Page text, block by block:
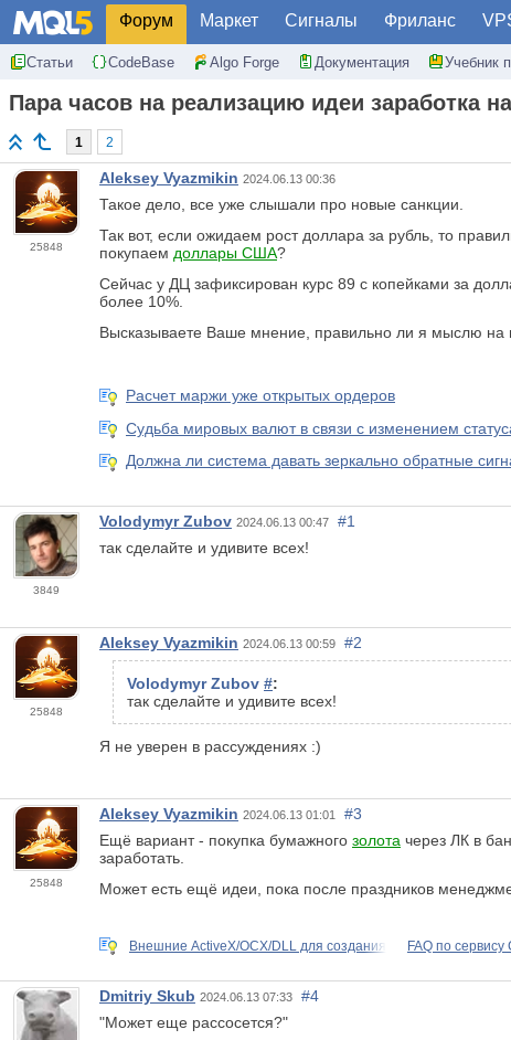
Форум Маркет Сигналы Фриланс
Статьи CodeBase Algo Forge Документация Учебник
Пара часов на реализацию идеи заработка
1 2
25848
Aleksey Vyazmikin 2024.06.13 00:36
Такое дело, все уже слышали про новые санкции.
Так вот, если ожидаем рост доллара за рубль, то
покупаем доллары США?
Сейчас у ДЦ зафиксирован курс 89 с копейками за
более 10%.
Высказываете Ваше мнение, правильно ли я мыслю на
Расчет маржи уже открытых ордеров
Судьба мировых валют в связи с изменением
Должна ли система давать зеркально обратные
3849
Volodymyr Zubov 2024.06.13 00:47
#1
так сделайте и удивите всех!
25848
Aleksey Vyazmikin 2024.06.13 00:59 #2
Volodymyr Zubov #:
так сделайте и удивите всех!
Я не уверен в рассуждениях :)
25848
Aleksey Vyazmikin 2024.06.13 01:01
#3
Ещё вариант - покупка бумажного золота через ЛК в
заработать.
Может есть ещё идеи, пока после праздников
Внешние ActiveX/OCX/DLL для создания FAQ по сервису
Dmitriy Skub 2024.06.13 07:33
#4
"Может еще рассосется?"